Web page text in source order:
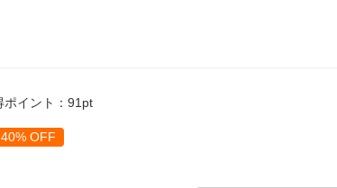
ポイント：91pt
40% OFF